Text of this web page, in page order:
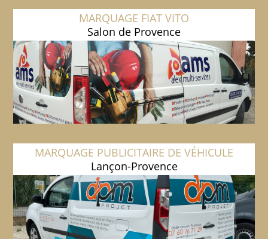
MARQUAGE FIAT VITO
Salon de Provence
MARQUAGE PUBLICITAIRE DE VÉHICULE
Lançon-Provence